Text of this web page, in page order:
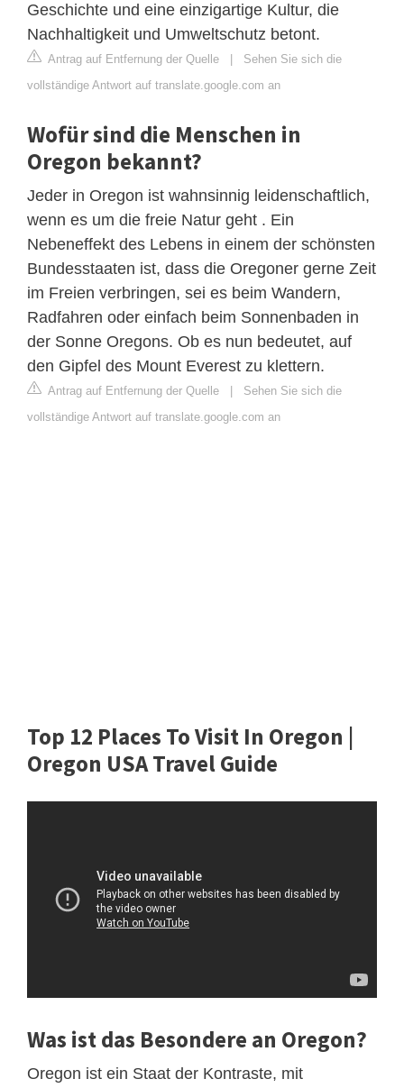
Geschichte und eine einzigartige Kultur, die
Nachhaltigkeit und Umweltschutz betont.
Antrag auf Entfernung der Quelle
Sehen Sie sich die
vollständige Antwort auf translate.google.com an
Wofür sind die Menschen in
Oregon bekannt?
Jeder in Oregon ist wahnsinnig leidenschaftlich,
wenn es um die freie Natur geht . Ein
Nebeneffekt des Lebens in einem der schönsten
Bundesstaaten ist, dass die Oregoner gerne Zeit
im Freien verbringen, sei es beim Wandern,
Radfahren oder einfach beim Sonnenbaden in
der Sonne Oregons. Ob es nun bedeutet, auf
den Gipfel des Mount Everest zu klettern.
Antrag auf Entfernung der Quelle
Sehen Sie sich die
vollständige Antwort auf translate.google.com an
Top 12 Places To Visit In Oregon |
Oregon USA Travel Guide
Was ist das Besondere an Oregon?
Oregon ist ein Staat der Kontraste, mit